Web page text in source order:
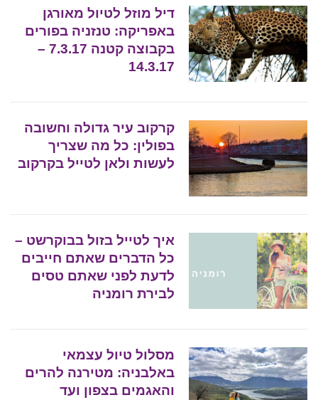
דיל מוזל לטיול מאורגן
באפריקה: טנזניה בפורים
בקבוצה קטנה 7.3.17 –
14.3.17
קרקוב עיר גדולה וחשובה
בפולין: כל מה שצריך
לעשות ולאן לטייל בקרקוב
איך לטייל בזול בבוקרשט –
כל הדברים שאתם חייבים
לדעת לפני שאתם טסים
לבירת רומניה
מסלול טיול עצמאי
באלבניה: מטירנה להרים
והאגמים בצפון ועד